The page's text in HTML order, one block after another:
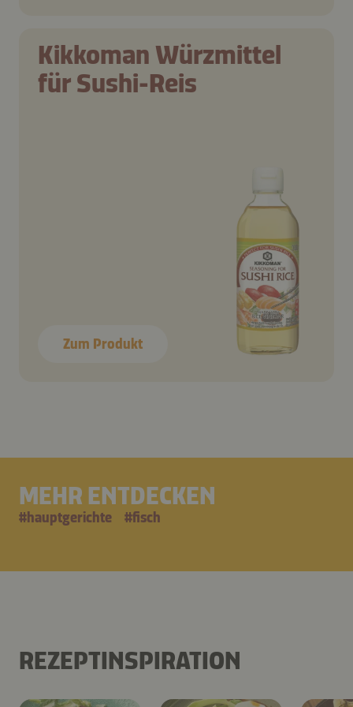
Kikkoman Würzmittel
für Sushi-Reis
Zum Produkt
MEHR ENTDECKEN
#hauptgerichte #fisch
REZEPTINSPIRATION